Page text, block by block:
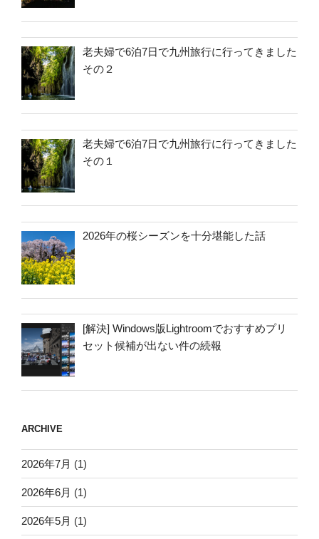
老夫婦で6泊7日で九州旅行に行ってきました
その２
老夫婦で6泊7日で九州旅行に行ってきました
その１
2026年の桜シーズンを十分堪能した話
[解決] Windows版Lightroomでおすすめプリ
セット候補が出ない件の続報
ARCHIVE
2026年7月 (1)
2026年6月 (1)
2026年5月 (1)